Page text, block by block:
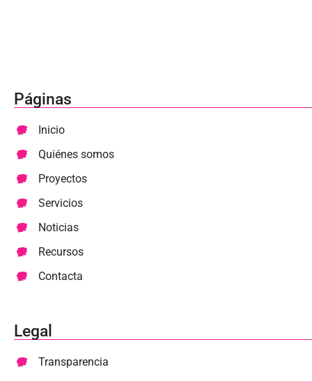
Páginas
Inicio
Quiénes somos
Proyectos
Servicios
Noticias
Recursos
Contacta
Legal
Transparencia